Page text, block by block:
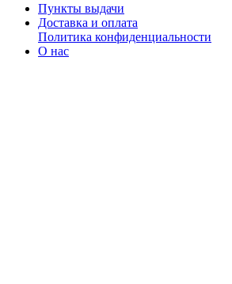
Пункты выдачи
Доставка и оплата
Политика конфиденциальности
О нас